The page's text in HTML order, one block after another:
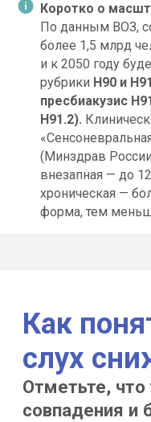
Коротко о
По данным ВОЗ,
более 1,5 млрд
и к 2050 году
рубрики H90 и
пресбиакузис
H91.2).
(Минздрав
внезапная — до
хроническая —
форма, тем
путаете похожие слова:
давно не слышали
пения птиц, тиканья
в ушах звенит или
Если оставить
снижение слуха может
Эти первые признаки
со стороны. Если
повторяют сказанное —
Почему
Чтобы слышать звуки,
звуковую волну в
барабанная перепонка и
косточки передают